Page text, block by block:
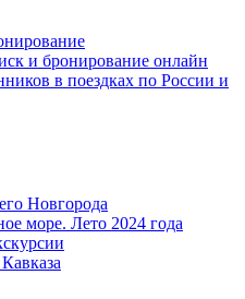
и бронирование онлайн
в поездках по России и
Новгорода
море. Лето 2024 года